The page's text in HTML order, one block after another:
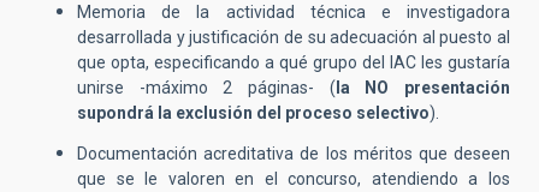
Memoria de la actividad técnica e investigadora
desarrollada y justificación de su adecuación al puesto al
que opta, especificando a qué grupo del IAC les gustaría
unirse -máximo 2 páginas- (la
NO presentación
supondrá la exclusión del proceso selectivo).
Documentación acreditativa de los méritos que deseen
que se le valoren en el concurso, atendiendo a los